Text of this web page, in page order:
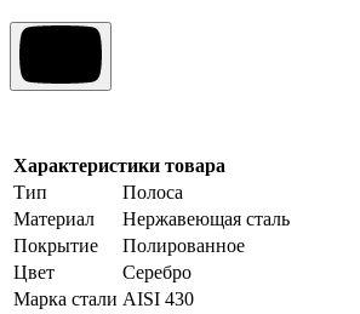
Характеристики товара
Тип
Полоса
Материал
Нержавеющая сталь
Покрытие
Полированное
Цвет
Серебро
Марка стали AISI 430